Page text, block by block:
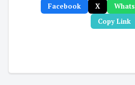
Facebook X
Copy Link